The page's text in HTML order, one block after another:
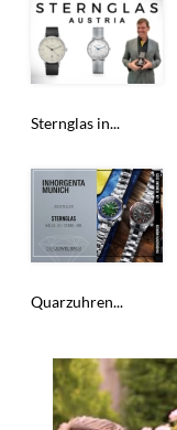
Sternglas in...
Quarzuhren...